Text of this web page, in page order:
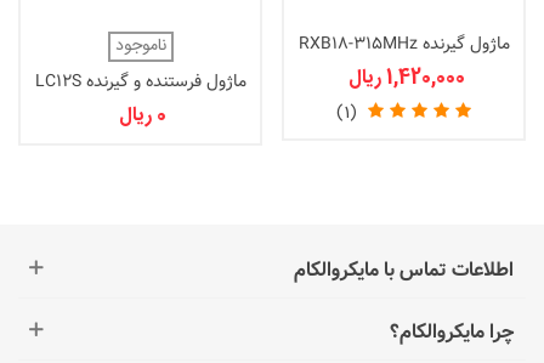
ماژول گیرنده RXB18-315MHz
1,420,000 ریال
(1)
ناموجود
ماژول فرستنده و گیرنده LC12S
0 ریال
اطلاعات تماس با مایکروالکام
چرا مایکروالکام؟